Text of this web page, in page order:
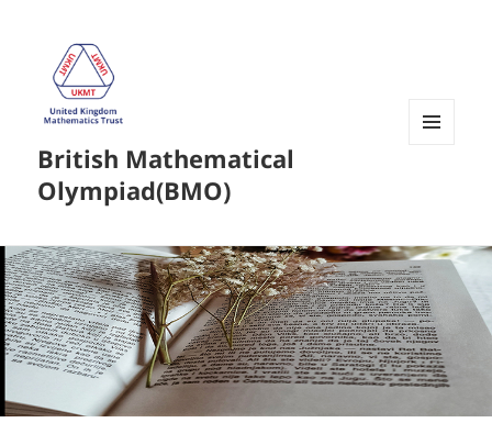
British Mathematical
Olympiad(BMO)